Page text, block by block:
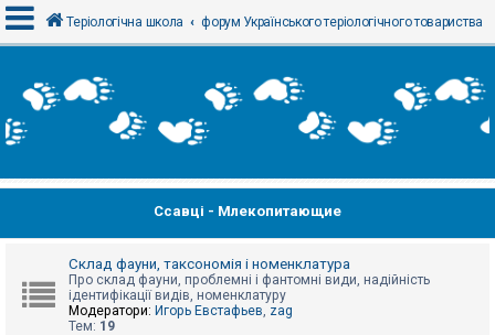
х
і
т
р
а
Теріологічна школа форум Українського теріологічного товариства
Ссавці - Млекопитающие
Склад фауни, таксономія і номенклатура
Про склад фауни, проблемні і фантомні види, надійність
ідентифікації видів, номенклатуру
Модератори: Игорь Евстафьев, zag
Тем: 19